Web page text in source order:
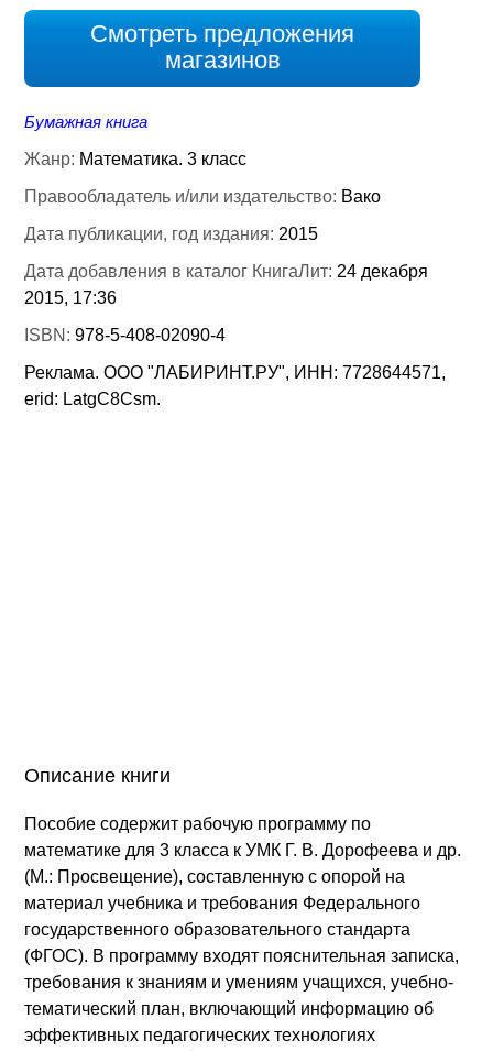
Смотреть предложения
магазинов
Бумажная книга
Жанр: Математика. 3 класс
Правообладатель и/или издательство: Вако
Дата публикации, год издания: 2015
Дата добавления в каталог КнигаЛит: 24 декабря
2015, 17:36
ISBN:978-5-408-02090-4
Реклама. ООО "ЛАБИРИНТ.РУ", ИНН: 7728644571,
erid: LatgC8Csm.
Описание книги
Пособие содержит рабочую программу по
математике для 3 класса к УМК Г. В. Дорофеева и др.
(М.: Просвещение), составленную с опорой на
материал учебника и требования Федерального
государственного образовательного стандарта
(ФГОС). В программу входят пояснительная записка,
требования к знаниям и умениям учащихся, учебно-
тематический план, включающий информацию об
эффективных педагогических технологиях